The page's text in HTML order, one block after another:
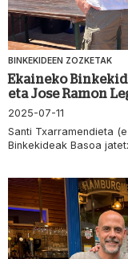
BINKEKIDEEN ZOZKETAK
Ekaineko
eta Jose Ramon
2025-07-11
Santi Txarramendieta
Binkekideak Basoa